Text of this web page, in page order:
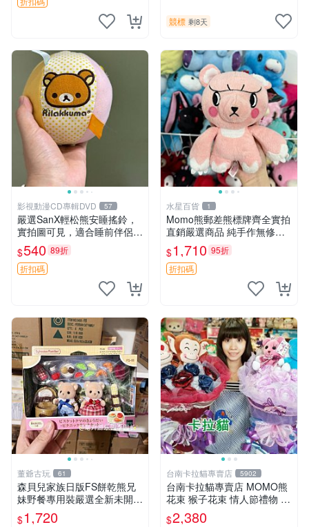
競標 剩8天
影視動漫CD專輯DVD 57
嚴選SanX輕松熊安睡搖鈴，
實拍圖可見，適合睡前伴侶，
Picks安撫好物 0325 懸吊 電
腦
$540 89折
折扣碼
水星百貨 1
Momo熊郵差熊標牌齊全實拍
直銷嚴選商品 純手作無修圖
可收藏 郵差熊 Momo熊 標牌
商品
$1,710 95折
折扣碼
董爺古玩 61
森貝兒家族日版FS餅乾熊兄
妹野餐專用裝嚴選全新未開
封，包含兩組大童款紙盒裝，
適合收藏與分享。 餅乾熊兄
$1,720
台南卡拉貓專賣店 5902
台南卡拉貓專賣店 MOMO熊
花束 猴子花束 情人節禮物 二
選一 可繡字 可今天寄明天到
$2,380